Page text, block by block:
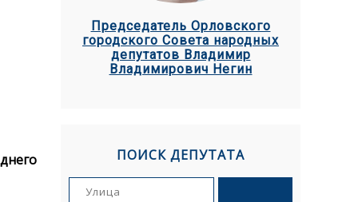
Председатель Орловского
городского Совета народных
депутатов Владимир
Владимирович Негин
ПОИСК ДЕПУТАТА